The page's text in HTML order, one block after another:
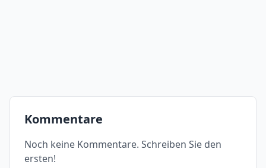
Kommentare
Noch keine Kommentare. Schreiben Sie den
ersten!